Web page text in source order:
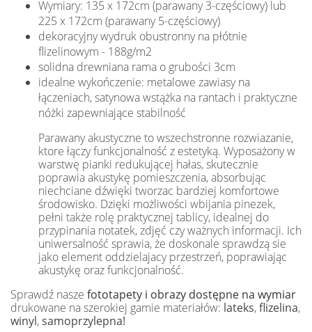
Wymiary: 135 x 172cm (parawany 3-częściowy) lub
225 x 172cm (parawany 5-częściowy)
dekoracyjny wydruk obustronny na płótnie
flizelinowym - 188g/m2
solidna drewniana rama o grubości 3cm
idealne wykończenie: metalowe zawiasy na
łączeniach, satynowa wstążka na rantach i praktyczne
nóżki zapewniające stabilność
Parawany akustyczne to wszechstronne rozwiazanie,
ktore łączy funkcjonalność z estetyką. Wyposażony w
warstwę pianki redukującej hałas, skutecznie
poprawia akustykę pomieszczenia, absorbując
niechciane dźwięki tworzac bardziej komfortowe
środowisko. Dzięki możliwości wbijania pinezek,
pełni także rolę praktycznej tablicy, idealnej do
przypinania notatek, zdjęć czy ważnych informacji. Ich
uniwersalność sprawia, że doskonale sprawdzą sie
jako element oddzielajacy przestrzeń, poprawiając
akustykę oraz funkcjonalność.
Sprawdź nasze fototapety i obrazy dostępne na wymiar
drukowane na szerokiej gamie materiałów: lateks,flizelina,
winyl,samoprzylepna!